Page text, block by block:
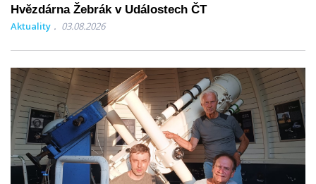
Hvězdárna Žebrák v Událostech ČT
Aktuality 03.08.2026